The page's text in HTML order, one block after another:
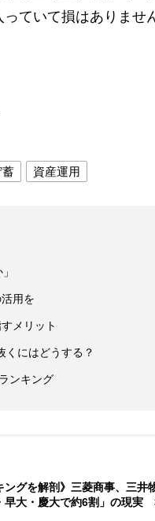
ていて損はありませ
蓄 資産運用
用を
メリット
にはどうする？
ンキング
グを解剖》三菱商事、三井
早大・慶大で約6割」の現実